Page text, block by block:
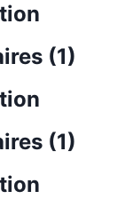
(1)
(1)